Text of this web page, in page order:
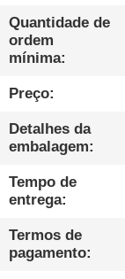
DA
DA
Quantidade de
ordem
mínima:
Preço:
Detalhes da
embalagem:
Tempo de
entrega:
Termos de
pagamento: